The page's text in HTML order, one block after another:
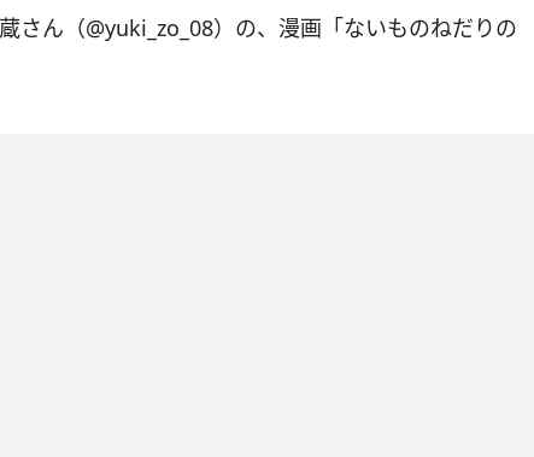
さん（@yuki_zo_08）の、漫画「ないものねだりの